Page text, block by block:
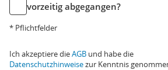
vorzeitig abgegangen?
* Pflichtfelder
Ich akzeptiere dieAGB und habe die
Datenschutzhinweisezur Kenntnis